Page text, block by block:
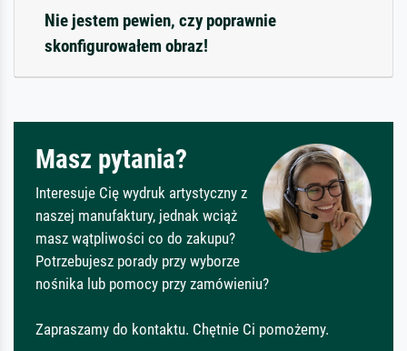
Nie jestem pewien, czy poprawnie
skonfigurowałem obraz!
Masz pytania?
Interesuje Cię wydruk artystyczny z
naszej manufaktury, jednak wciąż
masz wątpliwości co do zakupu?
Potrzebujesz porady przy wyborze
nośnika lub pomocy przy zamówieniu?
Zapraszamy do kontaktu. Chętnie Ci pomożemy.